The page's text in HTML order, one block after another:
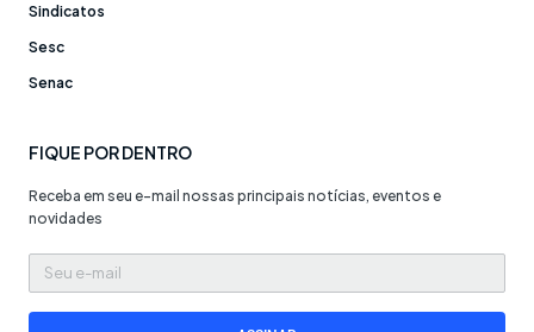
Sindicatos
Sesc
Senac
FIQUE POR DENTRO
Receba em seu e-mail nossas principais notícias, eventos e
novidades
Seu
e-